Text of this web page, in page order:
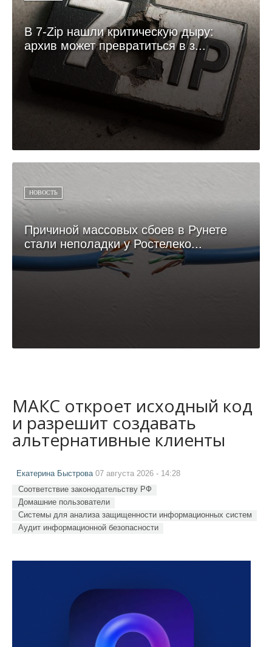
В 7-Zip нашли критическую дыру:
архив может превратиться в з...
НОВОСТЬ
Причиной массовых сбоев в Рунете
стали неполадки у Ростелеко...
МАКС откроет исходный код
и разрешит создавать
альтернативные клиенты
Екатерина Быстрова07 августа 2026 - 14:28
Соответствие законодательству РФ
Домашние пользователи
Системы для анализа защищенности информационных систем
Аудит информационной безопасности